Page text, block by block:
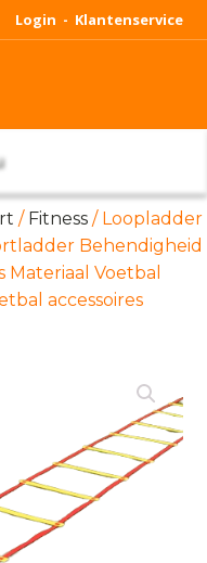
Login - Klantenservice
/ Fitness / Loopladder
Behendigheid
Materiaal Voetbal
accessoires